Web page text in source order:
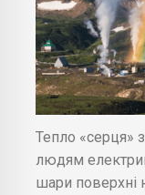
Тепло «серця»
людям
шари поверхні